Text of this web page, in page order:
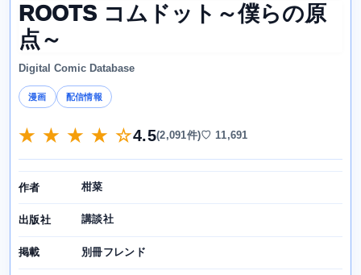
ROOTS コムドット～僕らの原
点～
Digital Comic Database
漫画 配信情報
★ ★ ★ ★ ☆4.5(2,091件)♡ 11,691
作者 柑菜
出版社 講談社
掲載 別冊フレンド